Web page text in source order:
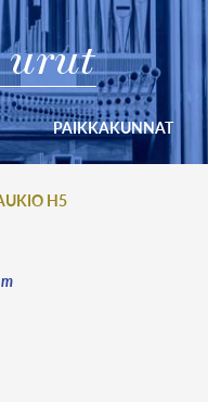
urut
PAIKKAKUNNAT
H5